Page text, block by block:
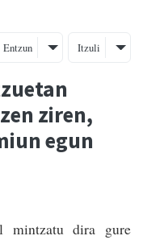
Entzun Itzuli
ziren,
egun
mintzatu dira gure